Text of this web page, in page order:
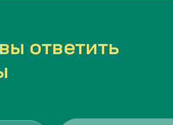
ответить